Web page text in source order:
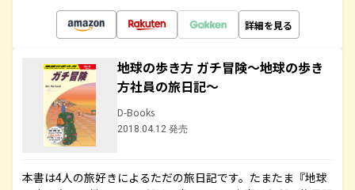
詳細を見る
地球の歩き方 ガチ冒険～地球の歩き
方社員の旅日記～
D-Books
2018.04.12 発売
本書は4人の旅好きによるただの旅日記です。たまたま『地球